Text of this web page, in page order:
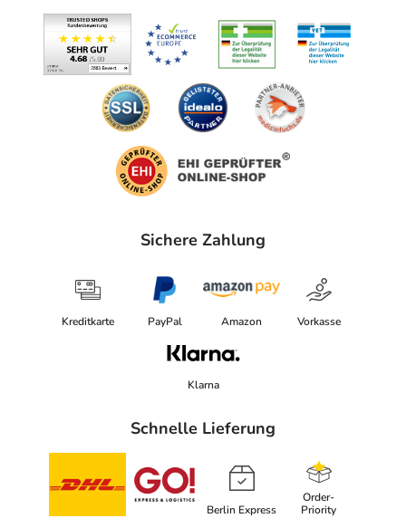
Sichere Zahlung
Kreditkarte PayPal Amazon Vorkasse
Klarna
Schnelle Lieferung
Berlin Express
Order-
Priority